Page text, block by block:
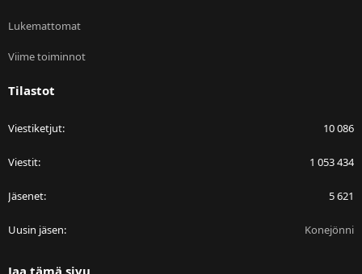
Lukemattomat
Viime toiminnot
Tilastot
Viestiketjut 10 086
Viestit 1 053 434
Jäsenet 5 621
Uusin jäsen Konejönni
Jaa tämä sivu